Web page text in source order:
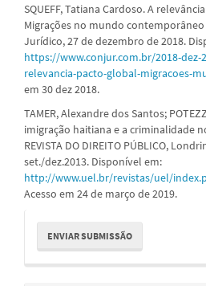
SQUEFF, Tatiana Cardoso. A
Migrações no mundo
Jurídico, 27 de dezembro de 2018.
https://www.conjur.com.br/2018-dez-
relevancia-pacto-global-migracoes-
em 30 dez 2018.
TAMER, Alexandre dos Santos;
imigração haitiana e a criminalidade
REVISTA DO DIREITO PÚBLICO,
set./dez.2013. Disponível em:
http://www.uel.br/revistas/uel/
Acesso em 24 de março de 2019.
Enviar
Submissão
ENVIAR SUBMISSÃO